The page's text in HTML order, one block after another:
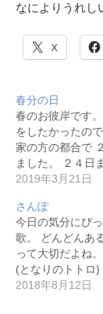
なによりうれ
X
春分の日
春のお彼岸です
をしたかったの
家の方の都合で
ました。 ２４日
2019年3月21日
さんぽ
今日の気分にぴ
歌。 どんどんあ
って大切だよね
(となりのトトロ)
2018年8月12日